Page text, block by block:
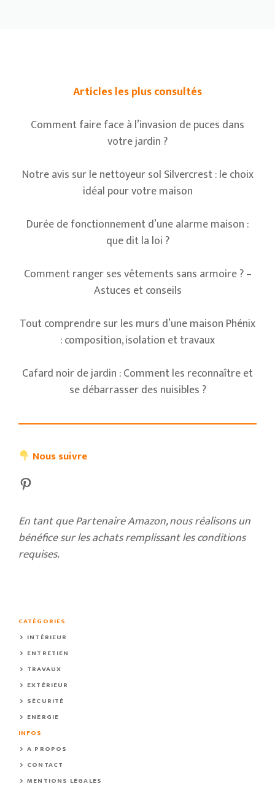
Articles les plus consultés
Comment faire face à l’invasion de puces dans
votre jardin ?
Notre avis sur le nettoyeur sol Silvercrest : le choix
idéal pour votre maison
Durée de fonctionnement d’une alarme maison :
que dit la loi ?
Comment ranger ses vêtements sans armoire ? –
Astuces et conseils
Tout comprendre sur les murs d’une maison Phénix
: composition, isolation et travaux
Cafard noir de jardin : Comment les reconnaître et
se débarrasser des nuisibles ?
Nous suivre
Pinterest
En tant que Partenaire Amazon, nous réalisons un
bénéfice sur les achats remplissant les conditions
requises.
CATÉGORIES
INTÉRIEUR
ENTRETIEN
TRAVAUX
EXTÉRIEUR
SÉCURITÉ
ENERGIE
INFOS
A PROPOS
CONTACT
MENTIONS LÉGALES